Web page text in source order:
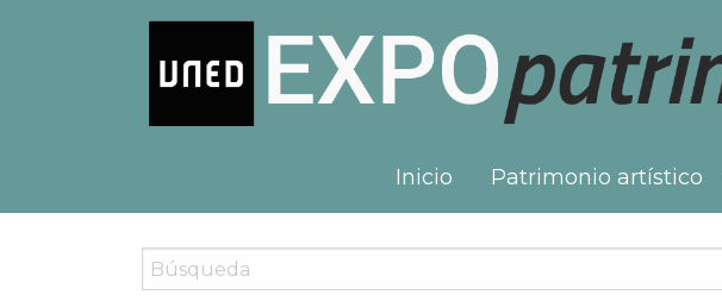
Inicio Patrimonio artístico